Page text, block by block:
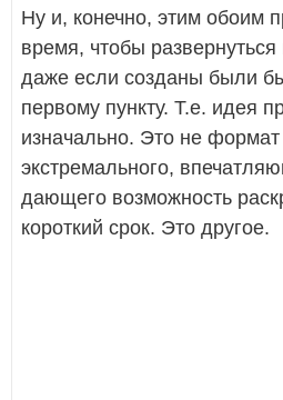
Ну и, конечно, этим обоим
время, чтобы
даже если созданы были
первому пункту. Т.е. идея
изначально. Это не формат
экстремального,
дающего возможность
короткий срок. Это другое.